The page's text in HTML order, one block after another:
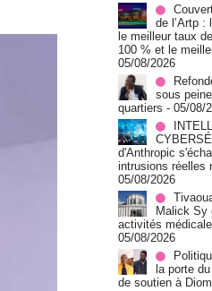
de l’Artp :
le meilleur taux
100 % et le
05/08/2026
sous
quartiers - 05/08/
d'Anthropic
intrusions réelles
05/08/2026
Malick Sy
activités
05/08/2026
la porte
de soutien à